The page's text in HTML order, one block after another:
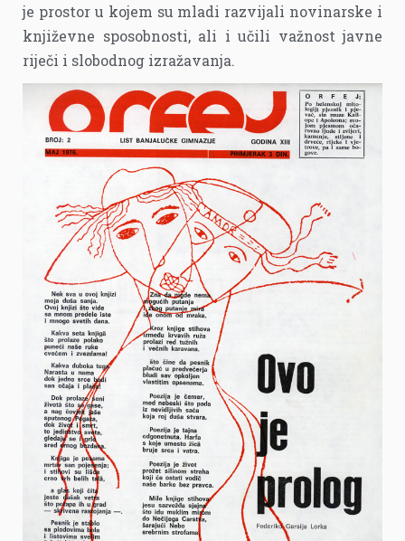
je prostor u kojem su mladi razvijali novinarske i
književne sposobnosti, ali i učili važnost javne
riječi i slobodnog izražavanja.